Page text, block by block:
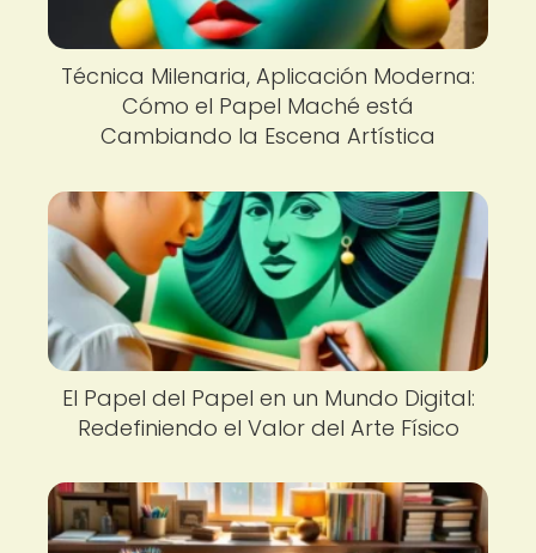
Técnica Milenaria, Aplicación Moderna:
Cómo el Papel Maché está
Cambiando la Escena Artística
El Papel del Papel en un Mundo Digital:
Redefiniendo el Valor del Arte Físico